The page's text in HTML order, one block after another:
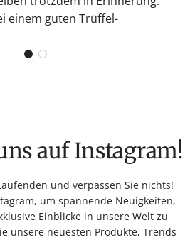
einem guten Trüffel-
auf Instagram!
und verpassen Sie nichts!
um spannende Neuigkeiten,
Einblicke in unsere Welt zu
unsere neuesten Produkte, Trends